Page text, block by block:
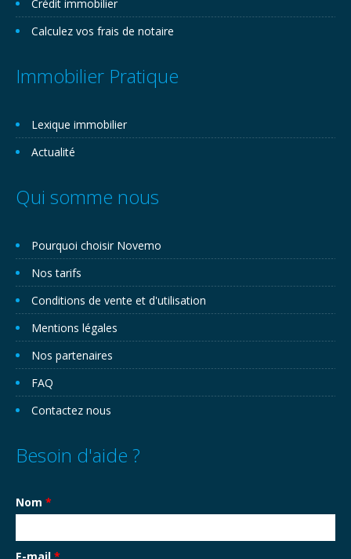
Crédit immobilier
Calculez vos frais de notaire
Immobilier Pratique
Lexique immobilier
Actualité
Qui somme nous
Pourquoi choisir Novemo
Nos tarifs
Conditions de vente et d'utilisation
Mentions légales
Nos partenaires
FAQ
Contactez nous
Besoin d'aide ?
Nom *